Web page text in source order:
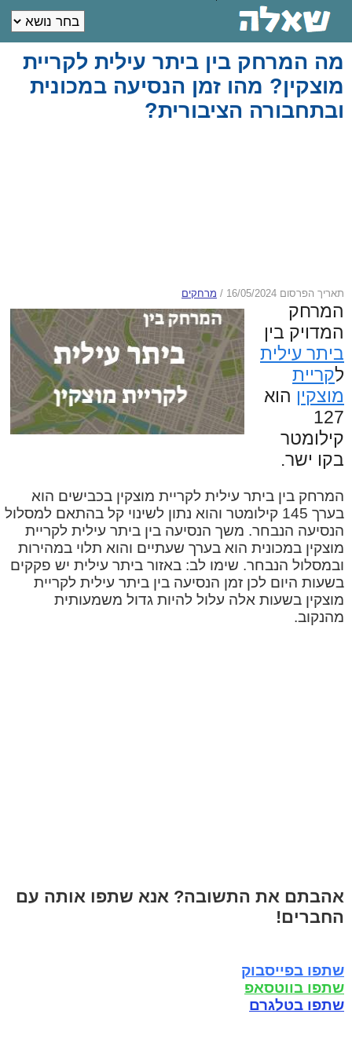
מה המרחק בין ביתר עילית לקריית
מוצקין? מהו זמן הנסיעה במכונית
ובתחבורה הציבורית?
תאריך הפרסום 16/05/2024 / מרחקים
המרחק
המדויק בין
ביתר עילית
לקריית
מוצקין הוא
127
קילומטר
בקו ישר.
המרחק בין ביתר עילית לקריית מוצקין בכבישים הוא
בערך 145 קילומטר והוא נתון לשינוי קל בהתאם למסלול
הנסיעה הנבחר. משך הנסיעה בין ביתר עילית לקריית
מוצקין במכונית הוא בערך שעתיים והוא תלוי במהירות
ובמסלול הנבחר. שימו לב: באזור ביתר עילית יש פקקים
בשעות היום לכן זמן הנסיעה בין ביתר עילית לקריית
מוצקין בשעות אלה עלול להיות גדול משמעותית
מהנקוב.
אהבתם את התשובה? אנא שתפו אותה עם
החברים!
שתפו בפייסבוק
שתפו בווטסאפ
שתפו בטלגרם